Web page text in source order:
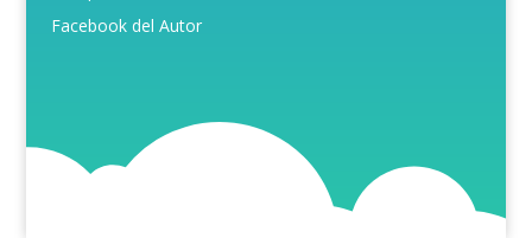
Facebook del Autor